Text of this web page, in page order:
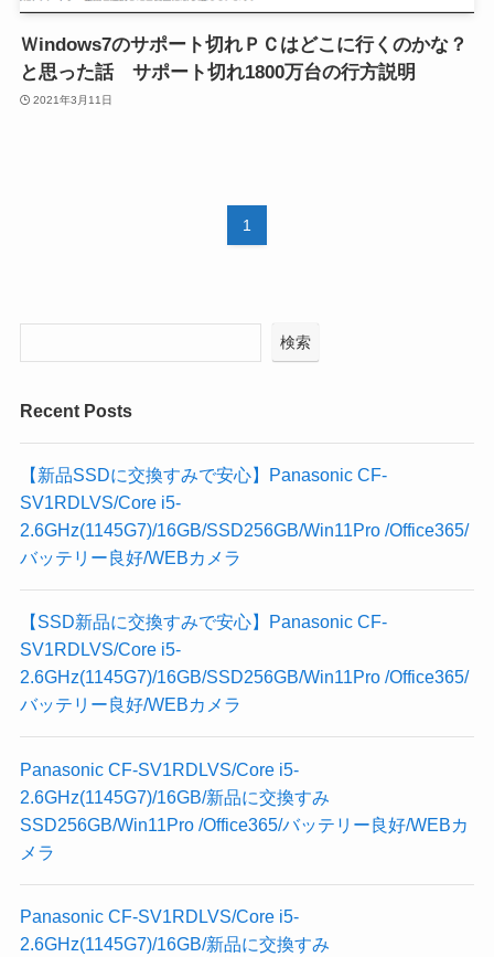
Ｗindows7のサポート切れＰＣはどこに行くのかな？
と思った話 サポート切れ1800万台の行方説明
2021年3月11日
1
検索
Recent Posts
【新品SSDに交換すみで安心】Panasonic CF-
SV1RDLVS/Core i5-
2.6GHz(1145G7)/16GB/SSD256GB/Win11Pro /Office365/
バッテリー良好/WEBカメラ
【SSD新品に交換すみで安心】Panasonic CF-
SV1RDLVS/Core i5-
2.6GHz(1145G7)/16GB/SSD256GB/Win11Pro /Office365/
バッテリー良好/WEBカメラ
Panasonic CF-SV1RDLVS/Core i5-
2.6GHz(1145G7)/16GB/新品に交換すみ
SSD256GB/Win11Pro /Office365/バッテリー良好/WEBカ
メラ
Panasonic CF-SV1RDLVS/Core i5-
2.6GHz(1145G7)/16GB/新品に交換すみ